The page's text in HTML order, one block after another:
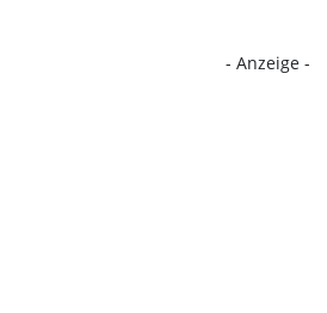
- Anzeige -